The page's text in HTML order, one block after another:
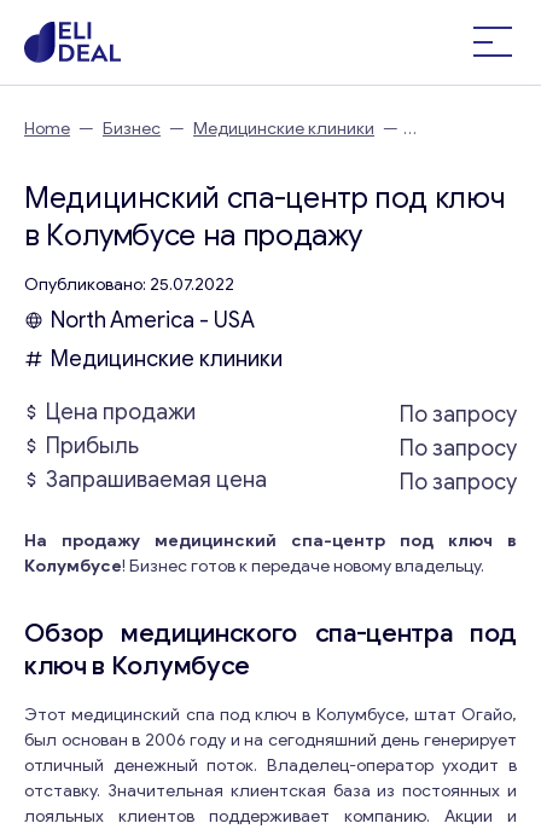
Home — Бизнес — Медицинские клиники —
Медицинский спа-центр под ключ
в Колумбусе на продажу
Опубликовано: 25.07.2022
North America - USA
Медицинские клиники
Цена продажи
По запросу
Прибыль
По запросу
Запрашиваемая цена
По запросу
На продажу медицинский спа-центр под ключ в
Колумбусе! Бизнес готов к передаче новому владельцу.
Обзор медицинского спа-центра под
ключ в Колумбусе
Этот медицинский спа под ключ в Колумбусе, штат Огайо,
был основан в 2006 году и на сегодняшний день генерирует
отличный денежный поток. Владелец-оператор уходит в
отставку. Значительная клиентская база из постоянных и
лояльных клиентов поддерживает компанию. Акции и